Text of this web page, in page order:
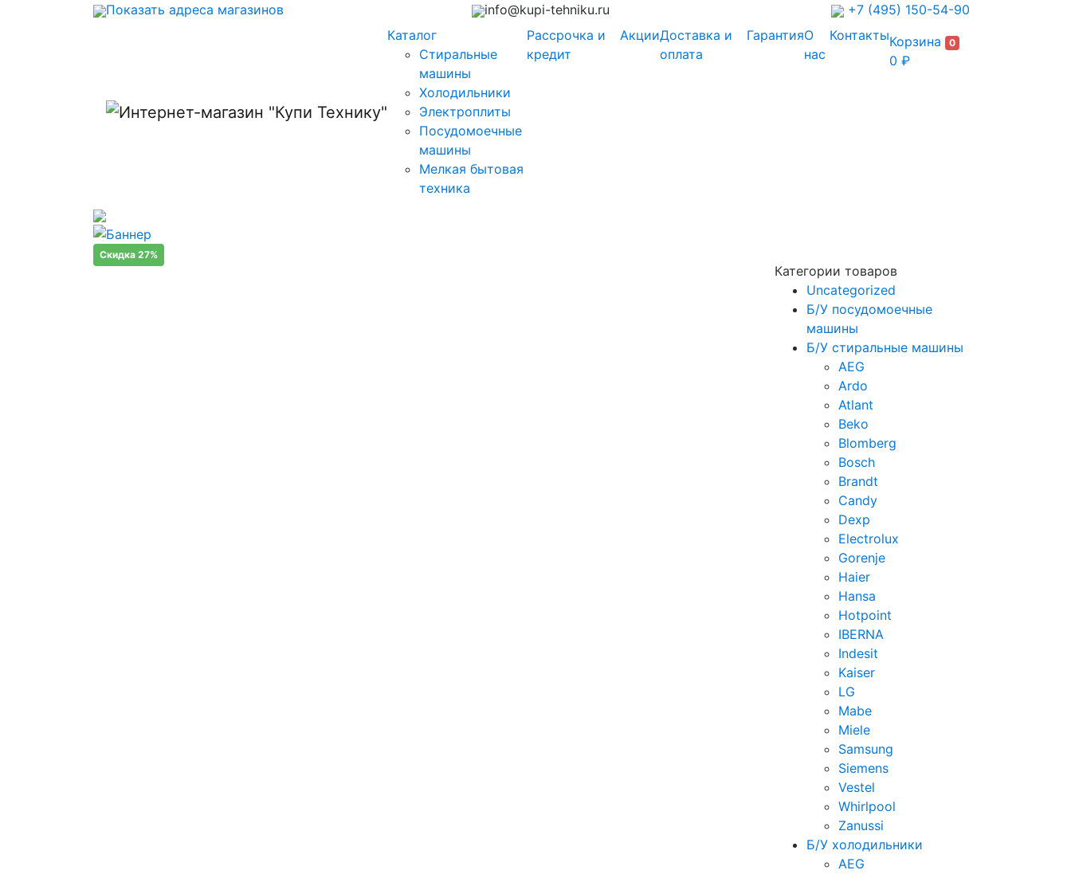
Показать адреса магазинов info@kupi-tehniku.ru
+7 (495) 150-54-90
Каталог
Стиральные
машины
Холодильники
Электроплиты
Посудомоечные
машины
Мелкая бытовая
техника
Рассрочка и
кредит
АкцииДоставка и
оплата
ГарантияО
нас
КонтактыКорзина 0
0 ₽
Скидка 27%
Категории товаров
Uncategorized
Б/У посудомоечные
машины
Б/У стиральные машины
AEG
Ardo
Atlant
Beko
Blomberg
Bosch
Brandt
Candy
Dexp
Electrolux
Gorenje
Haier
Hansa
Hotpoint
IBERNA
Indesit
Kaiser
LG
Mabe
Miele
Samsung
Siemens
Vestel
Whirlpool
Zanussi
Б/У холодильники
AEG